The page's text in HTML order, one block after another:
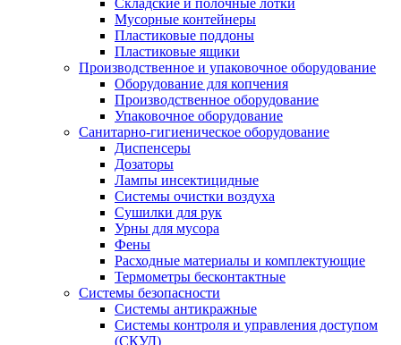
Складские и полочные лотки
Мусорные контейнеры
Пластиковые поддоны
Пластиковые ящики
Производственное и упаковочное оборудование
Оборудование для копчения
Производственное оборудование
Упаковочное оборудование
Санитарно-гигиеническое оборудование
Диспенсеры
Дозаторы
Лампы инсектицидные
Системы очистки воздуха
Сушилки для рук
Урны для мусора
Фены
Расходные материалы и комплектующие
Термометры бесконтактные
Системы безопасности
Системы антикражные
Системы контроля и управления доступом
(СКУД)